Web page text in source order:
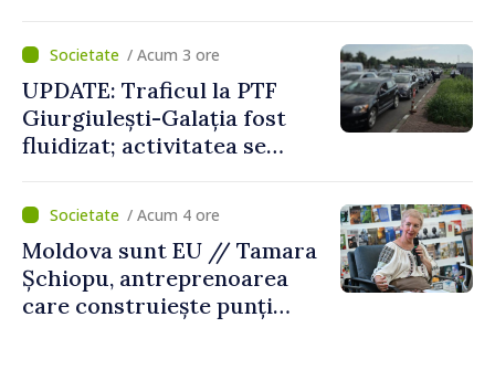
/ Acum 3 ore
UPDATE: Traficul la PTF
Giurgiulești-Galația fost
fluidizat; activitatea se
normale
/ Acum 4 ore
Moldova sunt EU // Tamara
Șchiopu, antreprenoarea
care construiește punți